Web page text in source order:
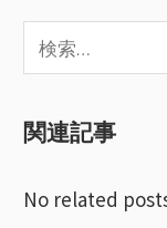
ー
シ
ョ
索:
関連記事
No related